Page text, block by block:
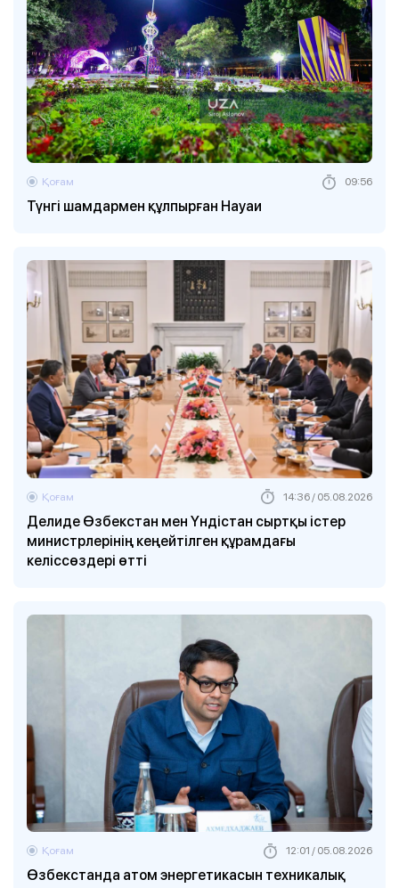
Түнгі шамдармен құлпырған Науаи
Қоғам 09:56
Делиде Өзбекстан мен Үндістан сыртқы істер
министрлерінің кеңейтілген құрамдағы
келіссөздері өтті
Қоғам 14:36 / 05.08.2026
Өзбекстанда атом энергетикасын техникалық
Қоғам 12:01 / 05.08.2026